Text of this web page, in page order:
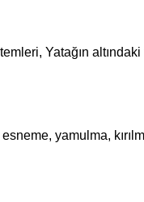
Yatağın altındaki
yamulma,